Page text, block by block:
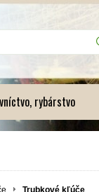
rybárstvo
Trubkové kľúče